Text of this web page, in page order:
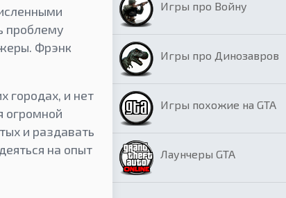
проблему
Фрэнк
городах, и нет
огромной
и раздавать
на опыт
Игры про Войну
Игры про Динозавров
Игры похожие на GTA
Лаунчеры GTA